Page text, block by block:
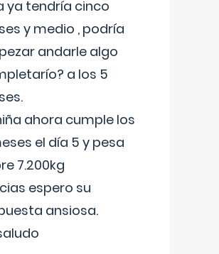
ya tendría cinco
y medio , podría
andarle algo
a los 5
ahora cumple los
el día 5 y pesa
7.200kg
espero su
ansiosa.